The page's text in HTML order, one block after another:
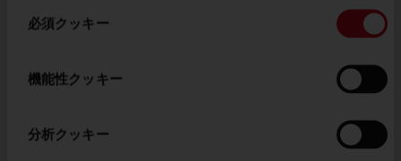
必須クッキー
機能性クッキー
分析クッキー
このプロジェクトでは、エクアドルとコートジボワール